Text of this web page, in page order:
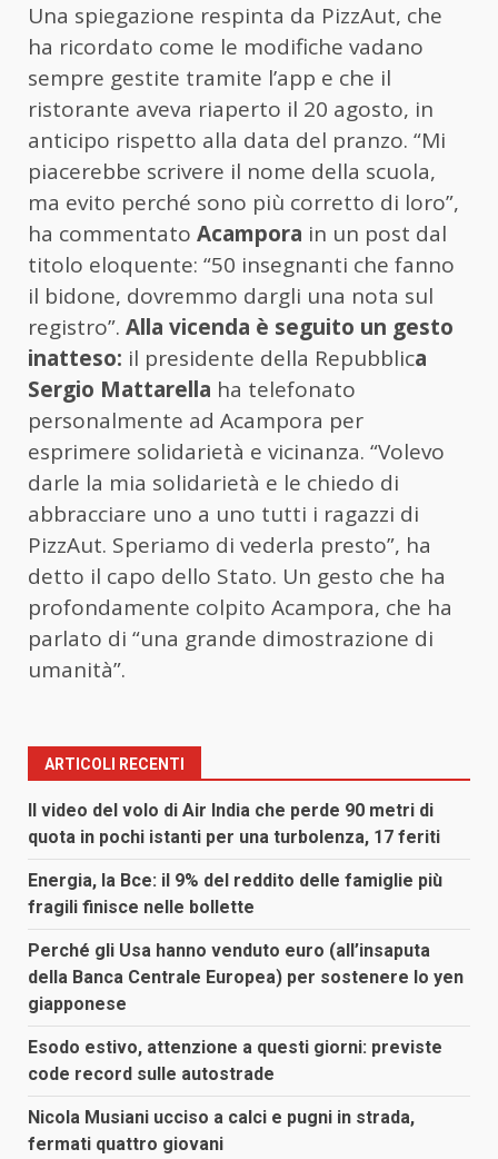
Una spiegazione respinta da PizzAut, che
ha ricordato come le modifiche vadano
sempre gestite tramite l’app e che il
ristorante aveva riaperto il 20 agosto, in
anticipo rispetto alla data del pranzo. “Mi
piacerebbe scrivere il nome della scuola,
ma evito perché sono più corretto di loro”,
ha commentato Acampora in un post dal
titolo eloquente: “50 insegnanti che fanno
il bidone, dovremmo dargli una nota sul
registro”. Alla vicenda è seguito un gesto
inatteso: il presidente della Repubblica
Sergio Mattarella ha telefonato
personalmente ad Acampora per
esprimere solidarietà e vicinanza. “Volevo
darle la mia solidarietà e le chiedo di
abbracciare uno a uno tutti i ragazzi di
PizzAut. Speriamo di vederla presto”, ha
detto il capo dello Stato. Un gesto che ha
profondamente colpito Acampora, che ha
parlato di “una grande dimostrazione di
umanità”.
ARTICOLI RECENTI
Il video del volo di Air India che perde 90 metri di
quota in pochi istanti per una turbolenza, 17 feriti
Energia, la Bce: il 9% del reddito delle famiglie più
fragili finisce nelle bollette
Perché gli Usa hanno venduto euro (all’insaputa
della Banca Centrale Europea) per sostenere lo yen
giapponese
Esodo estivo, attenzione a questi giorni: previste
code record sulle autostrade
Nicola Musiani ucciso a calci e pugni in strada,
fermati quattro giovani